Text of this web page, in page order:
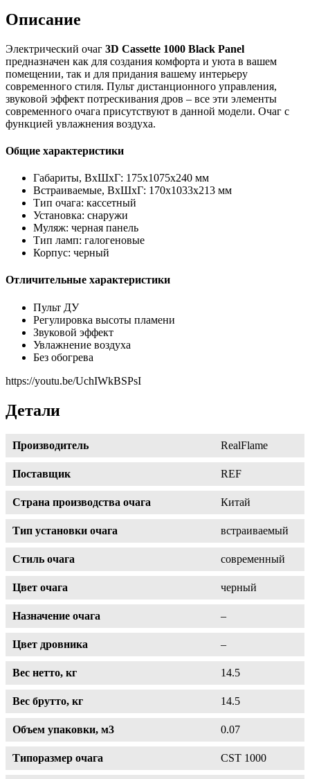
Описание
Электрический очаг 3D Cassette 1000 Black Panel
предназначен как для создания комфорта и уюта в вашем
помещении, так и для придания вашему интерьеру
современного стиля. Пульт дистанционного управления,
звуковой эффект потрескивания дров – все эти элементы
современного очага присутствуют в данной модели. Очаг с
функцией увлажнения воздуха.
Общие характеристики
Габариты, ВхШхГ: 175х1075х240 мм
Встраиваемые, ВхШхГ: 170х1033х213 мм
Тип очага: кассетный
Установка: снаружи
Муляж: черная панель
Тип ламп: галогеновые
Корпус: черный
Отличительные характеристики
Пульт ДУ
Регулировка высоты пламени
Звуковой эффект
Увлажнение воздуха
Без обогрева
https://youtu.be/UchIWkBSPsI
Детали
Производитель RealFlame
Поставщик REF
Страна производства очага Китай
Тип установки очага встраиваемый
Стиль очага современный
Цвет очага черный
Назначение очага –
Цвет дровника –
Вес нетто, кг 14.5
Вес брутто, кг 14.5
Объем упаковки, м3 0.07
Типоразмер очага CST 1000